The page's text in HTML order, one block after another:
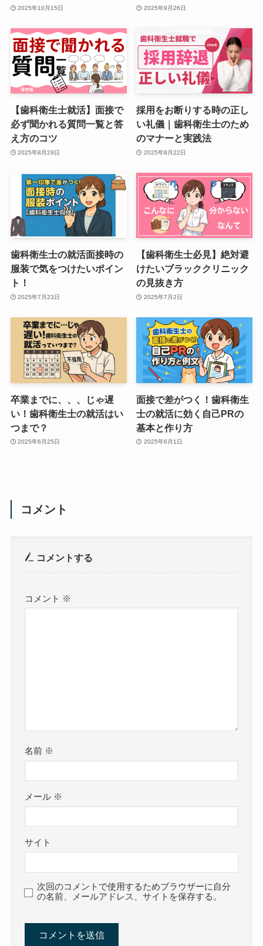
2025年10月15日 2025年9月26日
【歯科衛生士就活】面接で
必ず聞かれる質問一覧と答
え方のコツ
2025年8月29日
採用をお断りする時の正し
い礼儀｜歯科衛生士のため
のマナーと実践法
2025年8月22日
歯科衛生士の就活面接時の
服装で気をつけたいポイン
ト！
2025年7月23日
【歯科衛生士必見】絶対避
けたいブラッククリニック
の見抜き方
2025年7月2日
卒業までに、、、じゃ遅
い！歯科衛生士の就活はい
つまで？
2025年6月25日
面接で差がつく！歯科衛生
士の就活に効く自己PRの
基本と作り方
2025年6月1日
コメント
コメントする
コメント ※
名前 ※
メール ※
サイト
次回のコメントで使用するためブラウザーに自分
の名前、メールアドレス、サイトを保存する。